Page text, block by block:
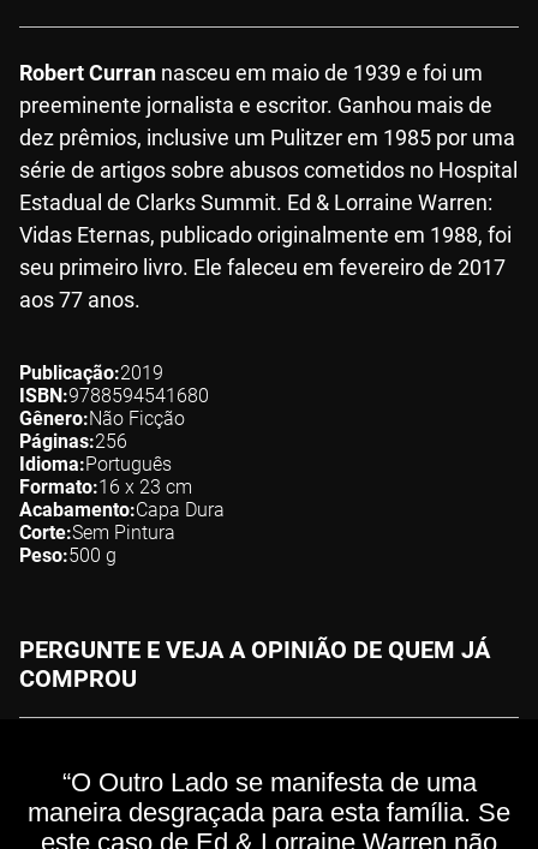
Robert Curran nasceu em maio de 1939 e foi um
preeminente jornalista e escritor. Ganhou mais de
dez prêmios, inclusive um Pulitzer em 1985 por uma
série de artigos sobre abusos cometidos no Hospital
Estadual de Clarks Summit. Ed & Lorraine Warren:
Vidas Eternas, publicado originalmente em 1988, foi
seu primeiro livro. Ele faleceu em fevereiro de 2017
aos 77 anos.
Publicação 2019
ISBN 9788594541680
Gênero Não Ficção
Páginas 256
Idioma Português
Formato 16 x 23 cm
Acabamento Capa Dura
Corte Sem Pintura
Peso 500 g
PERGUNTE E VEJA A OPINIÃO DE QUEM JÁ
COMPROU
“O Outro Lado se manifesta de uma
maneira desgraçada para esta família. Se
este caso de Ed & Lorraine Warren não